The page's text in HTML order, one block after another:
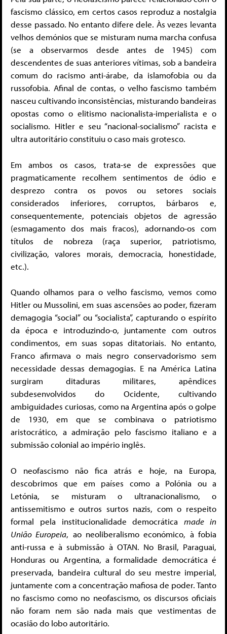
fascismo clássico, em certos casos reproduz a nostalgia
desse passado. No entanto difere dele. Às vezes levanta
velhos demónios que se misturam numa marcha confusa
(se a observarmos desde antes de 1945) com
descendentes de suas anteriores vítimas, sob a bandeira
comum do racismo anti-árabe, da islamofobia ou da
russofobia. Afinal de contas, o velho fascismo também
nasceu cultivando inconsistências, misturando bandeiras
opostas como o elitismo nacionalista-imperialista e o
socialismo. Hitler e seu “nacional-socialismo” racista e
ultra autoritário constituiu o caso mais grotesco.
Em ambos os casos, trata-se de expressões que
pragmaticamente recolhem sentimentos de ódio e
desprezo contra os povos ou setores sociais
considerados inferiores, corruptos, bárbaros e,
consequentemente, potenciais objetos de agressão
(esmagamento dos mais fracos), adornando-os com
títulos de nobreza (raça superior, patriotismo,
civilização, valores morais, democracia, honestidade,
etc.).
Quando olhamos para o velho fascismo, vemos como
Hitler ou Mussolini, em suas ascensões ao poder, fizeram
demagogia “social” ou “socialista”, capturando o espírito
da época e introduzindo-o, juntamente com outros
condimentos, em suas sopas ditatoriais. No entanto,
Franco afirmava o mais negro conservadorismo sem
necessidade dessas demagogias. E na América Latina
surgiram ditaduras militares, apêndices
subdesenvolvidos do Ocidente, cultivando
ambiguidades curiosas, como na Argentina após o golpe
de 1930, em que se combinava o patriotismo
aristocrático, a admiração pelo fascismo italiano e a
submissão colonial ao império inglês.
O neofascismo não fica atrás e hoje, na Europa,
descobrimos que em países como a Polónia ou a
Letónia, se misturam o ultranacionalismo, o
antissemitismo e outros surtos nazis, com o respeito
formal pela institucionalidade democráticamade in
União Europeia, ao neoliberalismo económico, à fobia
anti-russa e à submissão à OTAN. No Brasil, Paraguai,
Honduras ou Argentina, a formalidade democrática é
preservada, bandeira cultural do seu mestre imperial,
juntamente com a concentração mafiosa de poder. Tanto
no fascismo como no neofascismo, os discursos oficiais
não foram nem são nada mais que vestimentas de
ocasião do lobo autoritário.